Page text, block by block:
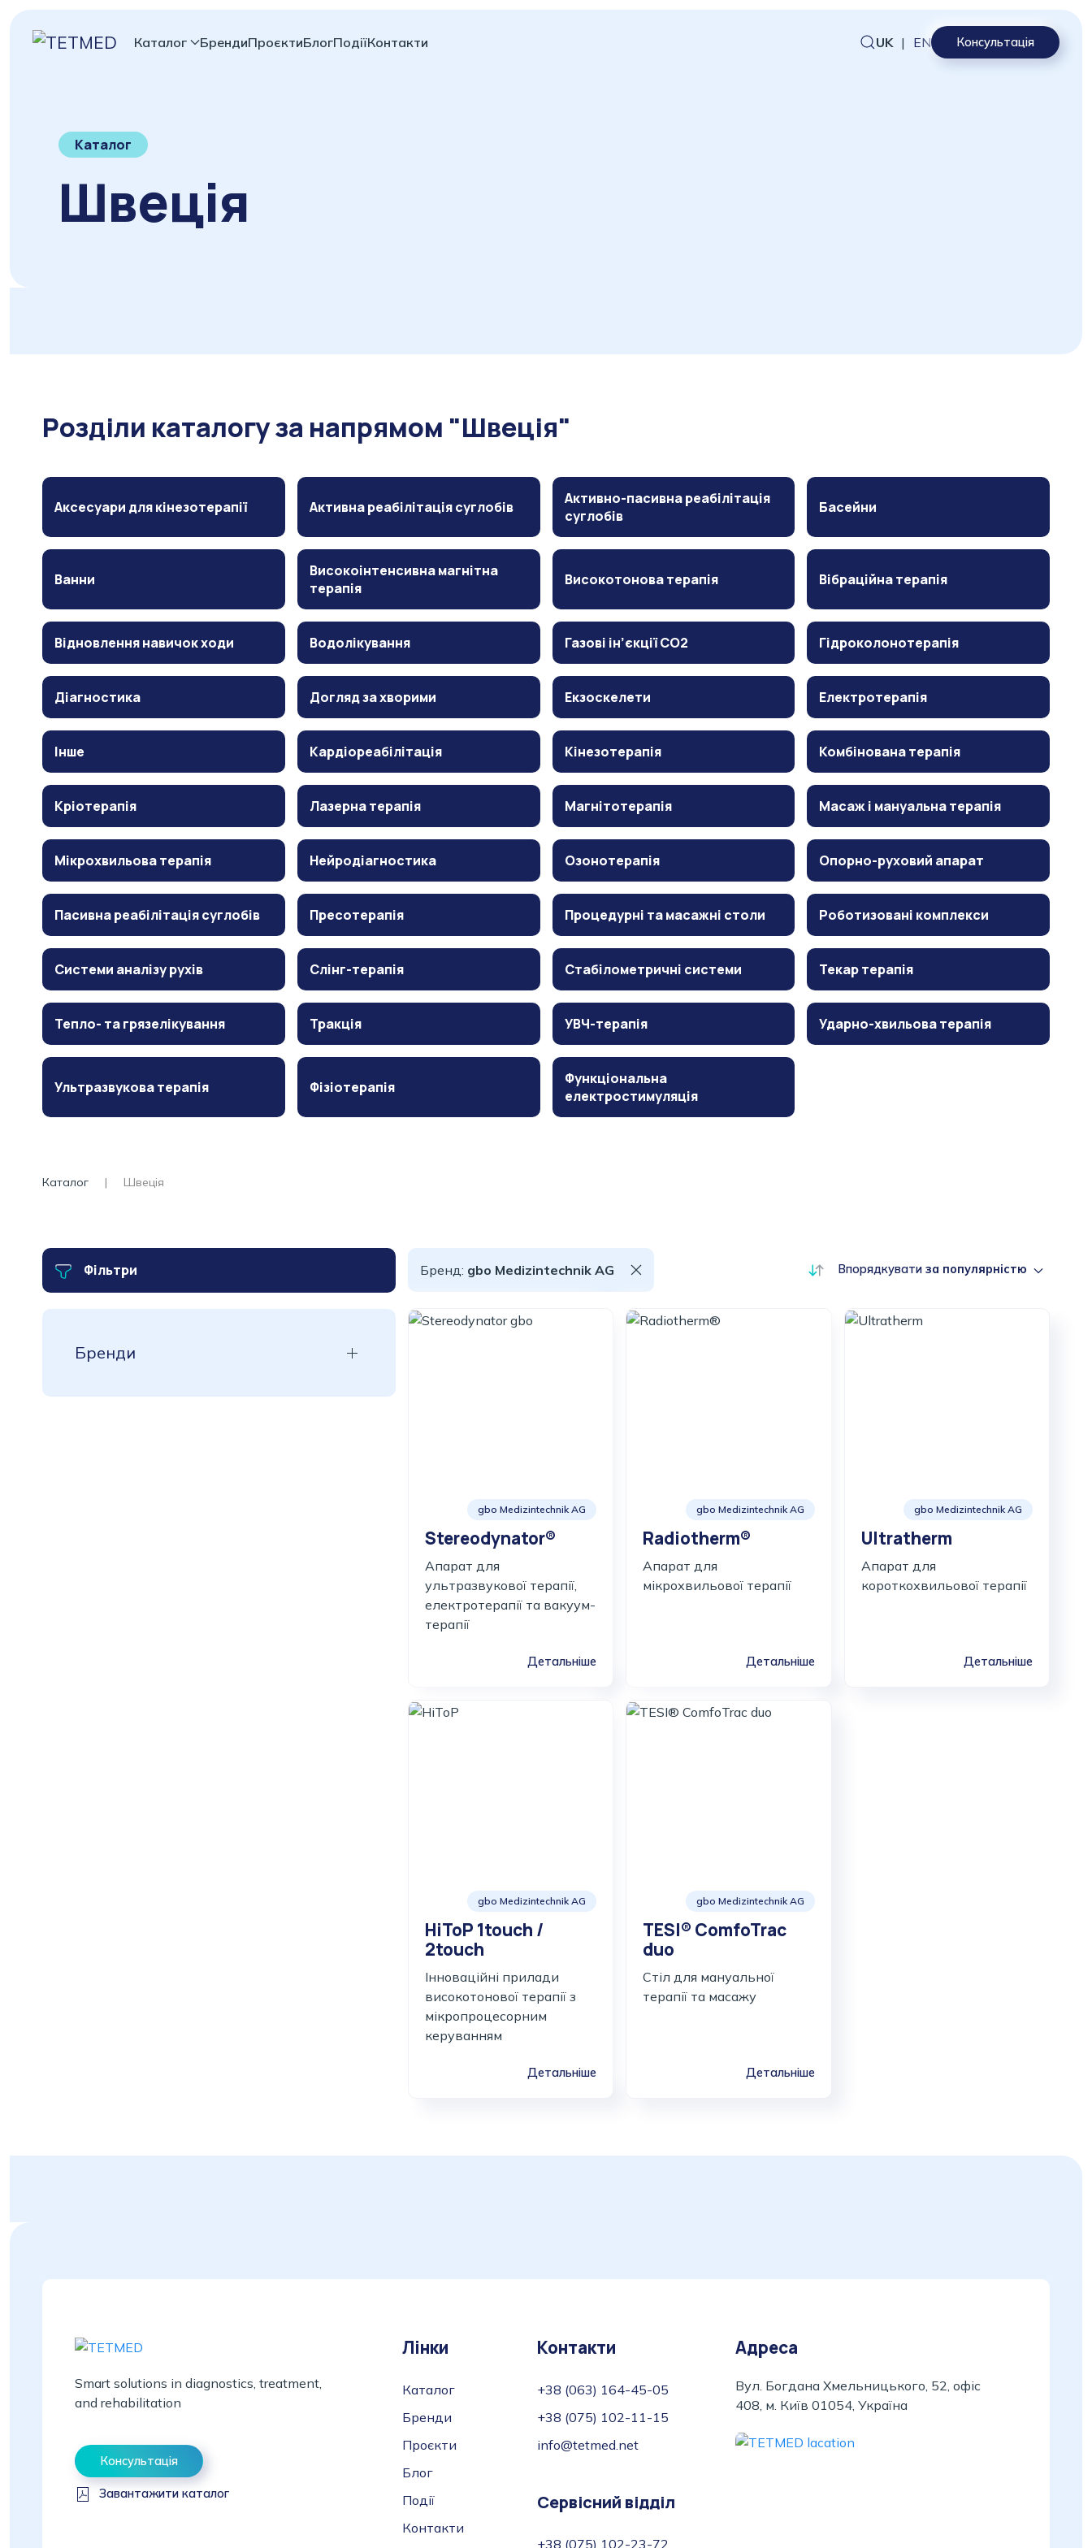
Каталог БрендиПроєктиБлогПодіїКонтакти UK | EN Консультація
Каталог
Швеція
Розділи каталогу за напрямом "Швеція"
Аксесуари для кінезотерапії Активна реабілітація суглобів
Активно-пасивна реабілітація
суглобів
Басейни
Ванни
Високоінтенсивна магнітна
терапія
Високотонова терапія Вібраційна терапія
Відновлення навичок ходи Водолікування Газові ін’єкції CO2 Гідроколонотерапія
Діагностика Догляд за хворими Екзоскелети Електротерапія
Інше Кардіореабілітація Кінезотерапія Комбінована терапія
Кріотерапія Лазерна терапія Магнітотерапія Масаж і мануальна терапія
Мікрохвильова терапія Нейродіагностика Озонотерапія Опорно-руховий апарат
Пасивна реабілітація суглобів Пресотерапія Процедурні та масажні столи Роботизовані комплекси
Системи аналізу рухів Слінг-терапія Стабілометричні системи Текар терапія
Тепло- та грязелікування Тракція УВЧ-терапія Ударно-хвильова терапія
Ультразвукова терапія Фізіотерапія
Функціональна
електростимуляція
Каталог Швеція
Фільтри
Бренди
Бренд: gbo Medizintechnik AG Впорядкувати за популярністю
gbo Medizintechnik AG
Stereodynator®
Апарат для
ультразвукової терапії,
електротерапії та вакуум-
терапії
Детальніше
gbo Medizintechnik AG
Radiotherm®
Апарат для
мікрохвильової терапії
Детальніше
gbo Medizintechnik AG
Ultratherm
Апарат для
короткохвильової терапії
Детальніше
gbo Medizintechnik AG
HiToP 1touch /
2touch
Інноваційні прилади
високотонової терапії з
мікропроцесорним
керуванням
Детальніше
gbo Medizintechnik AG
TESI® ComfoTrac
duo
Стіл для мануальної
терапії та масажу
Детальніше
Smart solutions in diagnostics, treatment,
and rehabilitation
Консультація
Завантажити каталог
Лінки
Каталог
Бренди
Проєкти
Блог
Події
Контакти
Контакти
+38 (063) 164-45-05
+38 (075) 102-11-15
info@tetmed.net
Сервісний відділ
+38 (075) 102-23-72
Адреса
Вул. Богдана Хмельницького, 52, офіс
408, м. Київ 01054, Україна